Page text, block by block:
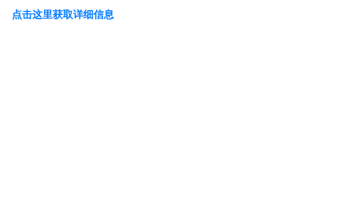
点击这里获取详细信息